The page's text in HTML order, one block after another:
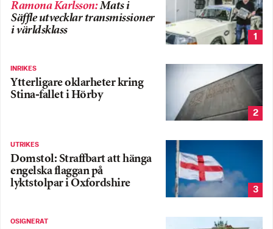
Ramona Karlsson:Mats i
Säffle utvecklar transmissioner
i världsklass
1
INRIKES
Ytterligare oklarheter kring
Stina-fallet i Hörby
2
UTRIKES
Domstol: Straffbart att hänga
engelska flaggan på
lyktstolpar i Oxfordshire
3
OSIGNERAT